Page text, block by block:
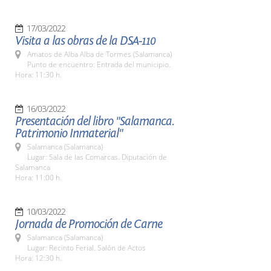
17/03/2022
Visita a las obras de la DSA-110
Amatos de Alba Alba de Tormes (Salamanca)
Punto de encuentro: Entrada del municipio.
Hora: 11:30 h.
16/03/2022
Presentación del libro "Salamanca.
Patrimonio Inmaterial"
Salamanca (Salamanca)
Lugar: Sala de las Comarcas. Diputación de
Salamanca
Hora: 11:00 h.
10/03/2022
Jornada de Promoción de Carne
Salamanca (Salamanca)
Lugar: Recinto Ferial. Salón de Actos
Hora: 12:30 h.